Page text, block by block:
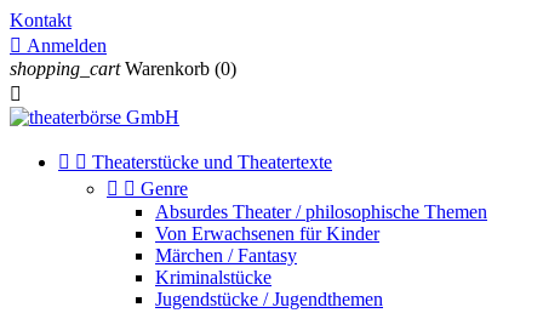
Kontakt
 Anmelden
shopping_cart Warenkorb (0)

  Theaterstücke und Theatertexte
  Genre
Absurdes Theater / philosophische Themen
Von Erwachsenen für Kinder
Märchen / Fantasy
Kriminalstücke
Jugendstücke / Jugendthemen